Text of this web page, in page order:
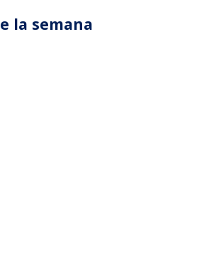
la semana